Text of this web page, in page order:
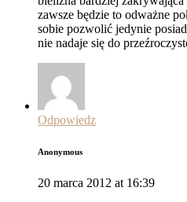
zawsze będzie to odważne
sobie pozwolić jedynie
nie nadaje się do
Odpowiedz
Anonymous
20 marca 2012 at 16:39